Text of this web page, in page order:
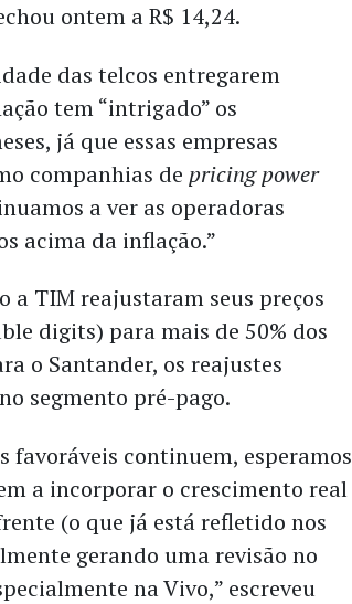
ontem a R$ 14,24.
das telcos entregarem
tem “intrigado” os
já que essas empresas
companhias de pricing power
a ver as operadoras
acima da inflação.”
a TIM reajustaram seus preços
digits) para mais de 50% dos
o Santander, os reajustes
segmento pré-pago.
favoráveis continuem, esperamos
a incorporar o crescimento real
(o que já está refletido nos
gerando uma revisão no
na Vivo,” escreveu